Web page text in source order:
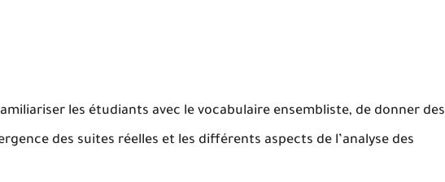
les étudiants avec le vocabulaire ensembliste, de donner des
des suites réelles et les différents aspects de l’analyse des